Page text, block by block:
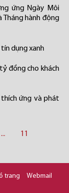
ứng Ngày Môi
hành động
dụng xanh
đồng cho khách
ứng và phát
... 11
trang
Webmail